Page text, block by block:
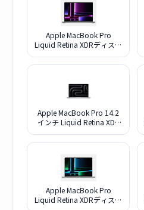
Apple MacBook Pro
Liquid Retina XDRディスプ
ースグレイ]
Apple MacBook Pro 14.2
インチ Liquid Retina XDR
M5・メモリ32GB・
ー]
Apple MacBook Pro
Liquid Retina XDRディスプ